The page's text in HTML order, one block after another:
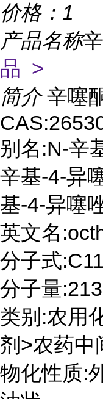
价格： 1
产品名称
品 >
简介 辛噻
别名:N-辛
辛基-4-异
基-4-异噻
英文名
分子式
分子量
类别:农用
剂>农药中
物化性质: